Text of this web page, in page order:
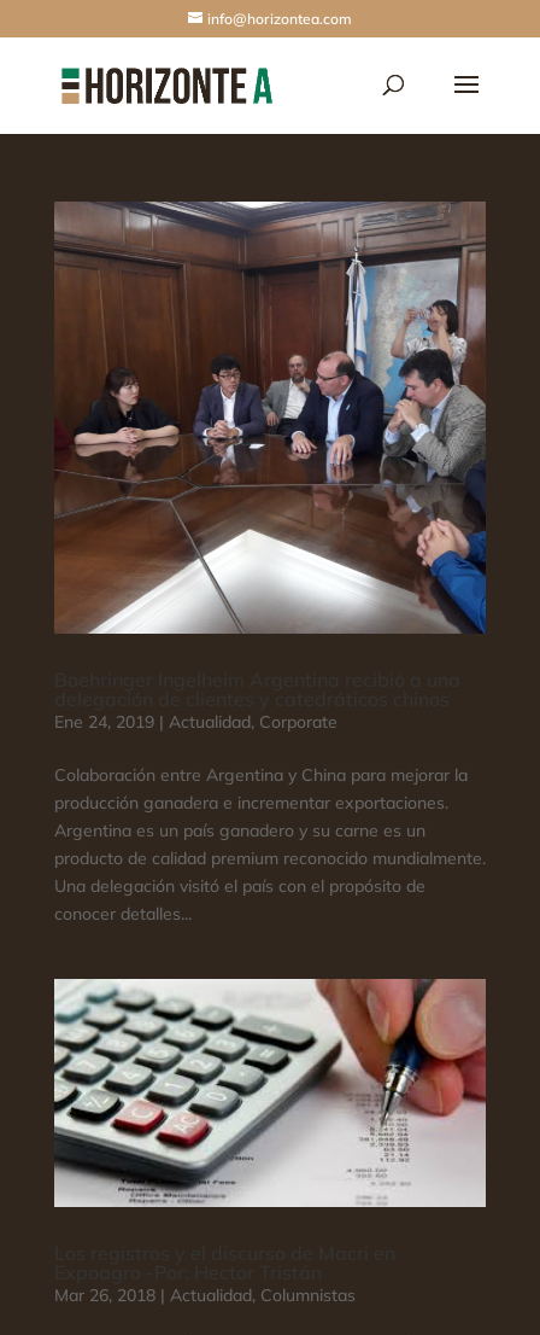
info@horizontea.com
Ene 24, 2019| Actualidad, Corporate
Colaboración entre Argentina y China para mejorar la
producción ganadera e incrementar exportaciones.
Argentina es un país ganadero y su carne es un
producto de calidad premium reconocido mundialmente.
Una delegación visitó el país con el propósito de
conocer detalles...
Mar 26, 2018| Actualidad, Columnistas